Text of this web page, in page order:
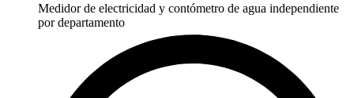
Medidor de electricidad y contómetro de agua independiente
por departamento